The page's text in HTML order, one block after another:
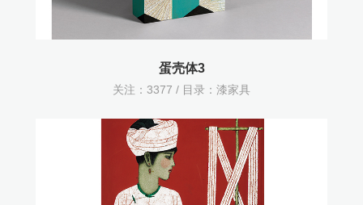
蛋壳体3
关注： 3377 / 目录： 漆家具